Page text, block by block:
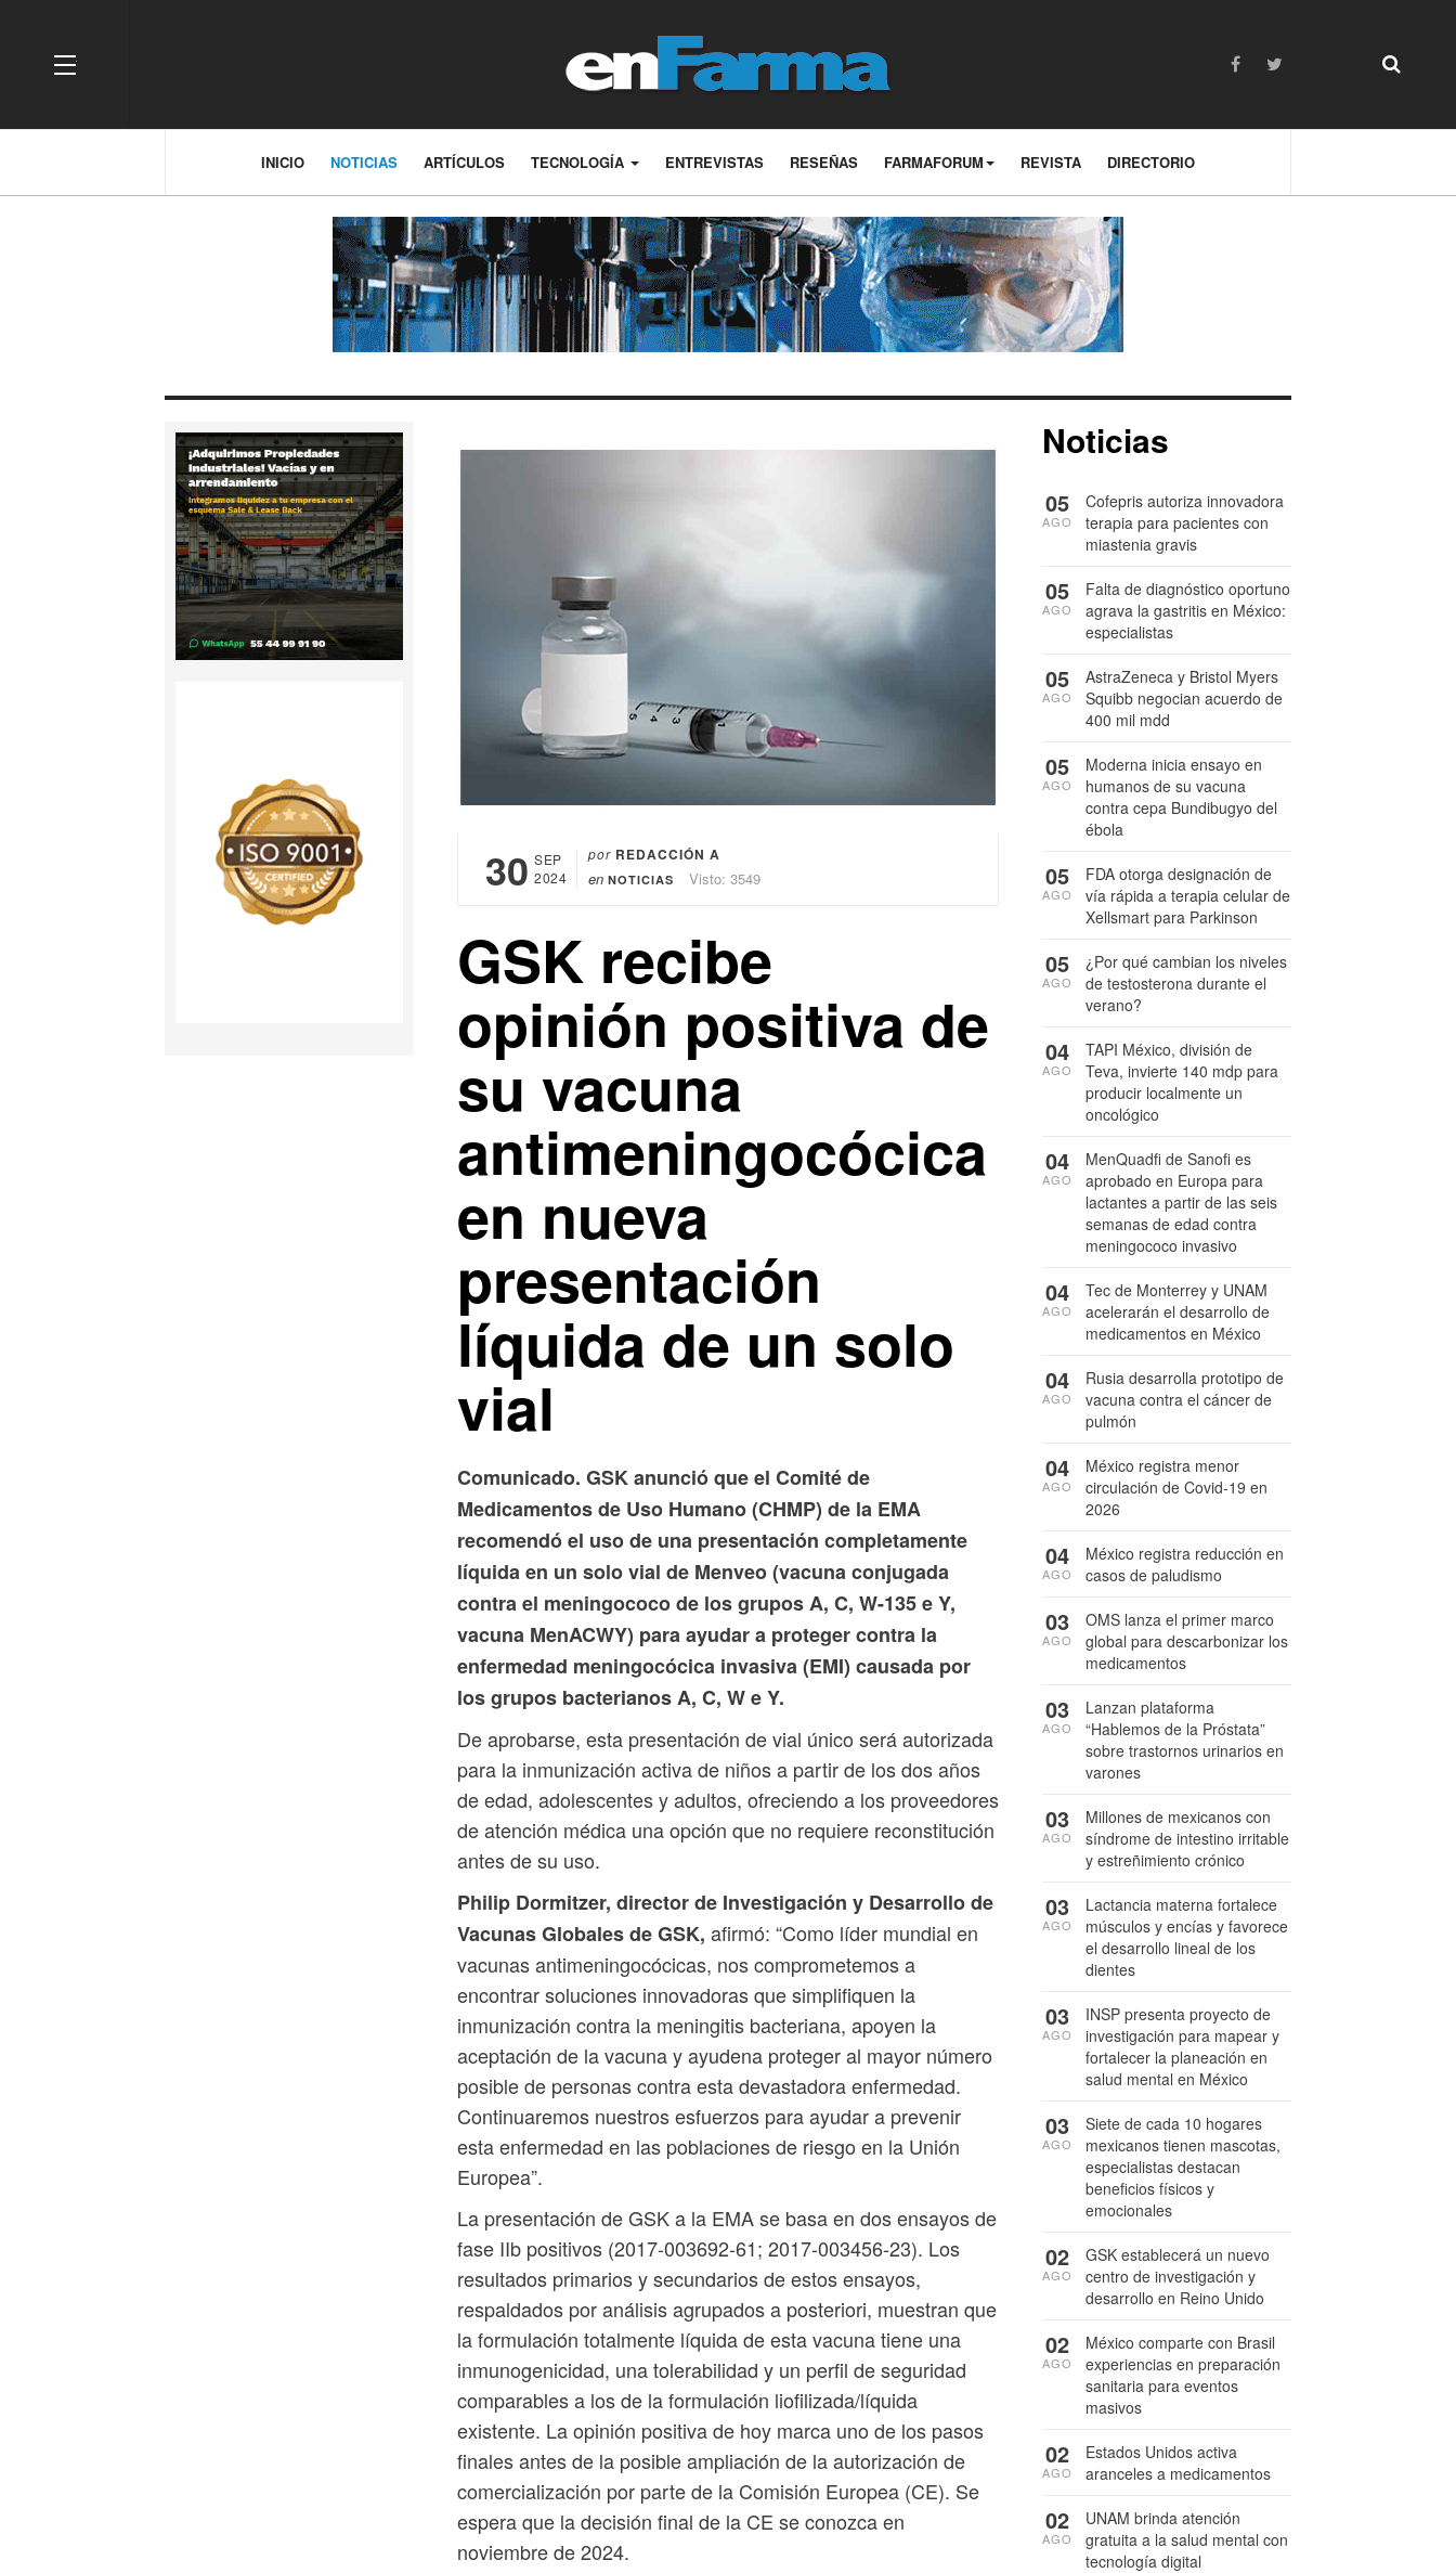
OFF CANVAS
INICIO NOTICIAS ARTÍCULOS TECNOLOGÍA ENTREVISTAS RESEÑAS FARMAFORUM REVISTA DIRECTORIO
30 SEP
2024
por REDACCIÓN A
en NOTICIAS Visto: 3549
GSK recibe
opinión positiva de
su vacuna
antimeningocócica
en nueva
presentación
líquida de un solo
vial
Comunicado. GSK anunció que el Comité de
Medicamentos de Uso Humano (CHMP) de la EMA
recomendó el uso de una presentación completamente
líquida en un solo vial de Menveo (vacuna conjugada
contra el meningococo de los grupos A, C, W-135 e Y,
vacuna MenACWY) para ayudar a proteger contra la
enfermedad meningocócica invasiva (EMI) causada por
los grupos bacterianos A, C, W e Y.
De aprobarse, esta presentación de vial único será autorizada
para la inmunización activa de niños a partir de los dos años
de edad, adolescentes y adultos, ofreciendo a los proveedores
de atención médica una opción que no requiere reconstitución
antes de su uso.
Philip Dormitzer, director de Investigación y Desarrollo de
Vacunas Globales de GSK, afirmó: “Como líder mundial en
vacunas antimeningocócicas, nos comprometemos a
encontrar soluciones innovadoras que simplifiquen la
inmunización contra la meningitis bacteriana, apoyen la
aceptación de la vacuna y ayudena proteger al mayor número
posible de personas contra esta devastadora enfermedad.
Continuaremos nuestros esfuerzos para ayudar a prevenir
esta enfermedad en las poblaciones de riesgo en la Unión
Europea”.
La presentación de GSK a la EMA se basa en dos ensayos de
fase IIb positivos (2017-003692-61; 2017-003456-23). Los
resultados primarios y secundarios de estos ensayos,
respaldados por análisis agrupados a posteriori, muestran que
la formulación totalmente líquida de esta vacuna tiene una
inmunogenicidad, una tolerabilidad y un perfil de seguridad
comparables a los de la formulación liofilizada/líquida
existente. La opinión positiva de hoy marca uno de los pasos
finales antes de la posible ampliación de la autorización de
comercialización por parte de la Comisión Europea (CE). Se
espera que la decisión final de la CE se conozca en
noviembre de 2024.
Noticias
Cofepris autoriza innovadora
terapia para pacientes con
miastenia gravis
05
AGO
Falta de diagnóstico oportuno
agrava la gastritis en México:
especialistas
05
AGO
AstraZeneca y Bristol Myers
Squibb negocian acuerdo de
400 mil mdd
05
AGO
Moderna inicia ensayo en
humanos de su vacuna
contra cepa Bundibugyo del
ébola
05
AGO
FDA otorga designación de
vía rápida a terapia celular de
Xellsmart para Parkinson
05
AGO
¿Por qué cambian los niveles
de testosterona durante el
verano?
05
AGO
TAPI México, división de
Teva, invierte 140 mdp para
producir localmente un
oncológico
04
AGO
MenQuadfi de Sanofi es
aprobado en Europa para
lactantes a partir de las seis
semanas de edad contra
meningococo invasivo
04
AGO
Tec de Monterrey y UNAM
acelerarán el desarrollo de
medicamentos en México
04
AGO
Rusia desarrolla prototipo de
vacuna contra el cáncer de
pulmón
04
AGO
México registra menor
circulación de Covid-19 en
2026
04
AGO
México registra reducción en
casos de paludismo
04
AGO
OMS lanza el primer marco
global para descarbonizar los
medicamentos
03
AGO
Lanzan plataforma
“Hablemos de la Próstata”
sobre trastornos urinarios en
varones
03
AGO
Millones de mexicanos con
síndrome de intestino irritable
y estreñimiento crónico
03
AGO
Lactancia materna fortalece
músculos y encías y favorece
el desarrollo lineal de los
dientes
03
AGO
INSP presenta proyecto de
investigación para mapear y
fortalecer la planeación en
salud mental en México
03
AGO
Siete de cada 10 hogares
mexicanos tienen mascotas,
especialistas destacan
beneficios físicos y
emocionales
03
AGO
GSK establecerá un nuevo
centro de investigación y
desarrollo en Reino Unido
02
AGO
México comparte con Brasil
experiencias en preparación
sanitaria para eventos
masivos
02
AGO
Estados Unidos activa
aranceles a medicamentos
02
AGO
UNAM brinda atención
gratuita a la salud mental con
tecnología digital
02
AGO